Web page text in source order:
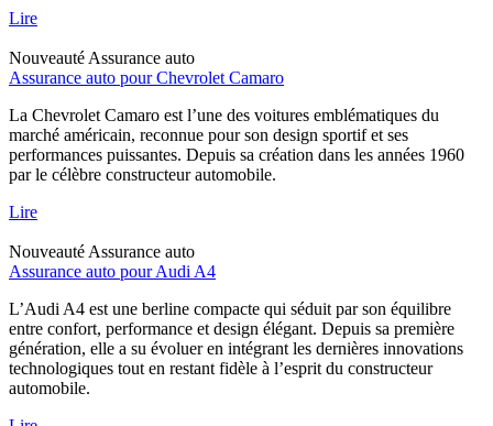
Lire
Nouveauté Assurance auto
Assurance auto pour Chevrolet Camaro
La Chevrolet Camaro est l’une des voitures emblématiques du
marché américain, reconnue pour son design sportif et ses
performances puissantes. Depuis sa création dans les années 1960
par le célèbre constructeur automobile.
Lire
Nouveauté Assurance auto
Assurance auto pour Audi A4
L’Audi A4 est une berline compacte qui séduit par son équilibre
entre confort, performance et design élégant. Depuis sa première
génération, elle a su évoluer en intégrant les dernières innovations
technologiques tout en restant fidèle à l’esprit du constructeur
automobile.